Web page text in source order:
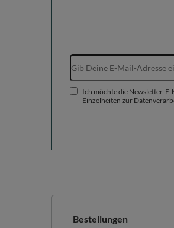
Ich möchte die Newsletter-
Einzelheiten zur
Bestellungen